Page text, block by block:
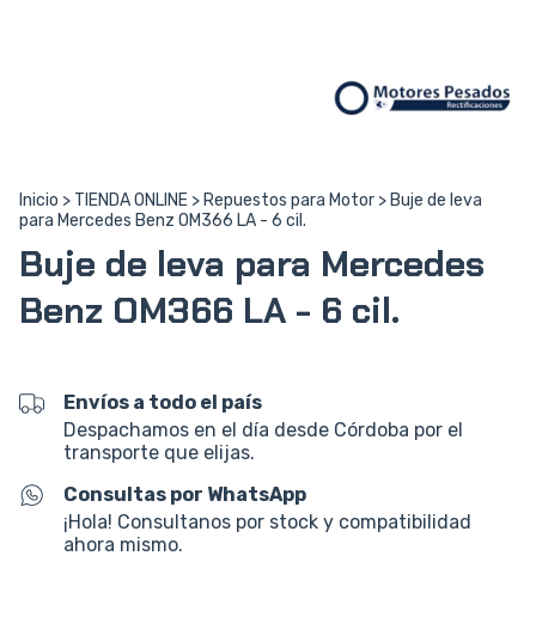
Inicio > TIENDA ONLINE > Repuestos para Motor > Buje de leva
para Mercedes Benz OM366 LA - 6 cil.
Buje de leva para Mercedes
Benz OM366 LA - 6 cil.
Envíos a todo el país
Despachamos en el día desde Córdoba por el
transporte que elijas.
Consultas por WhatsApp
¡Hola! Consultanos por stock y compatibilidad
ahora mismo.